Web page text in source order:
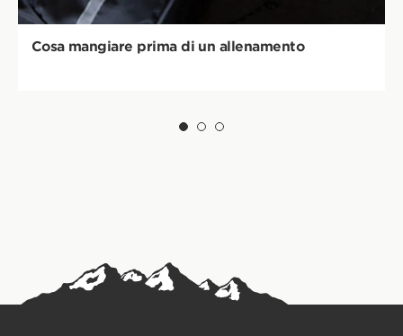
Cosa mangiare prima di un allenamento